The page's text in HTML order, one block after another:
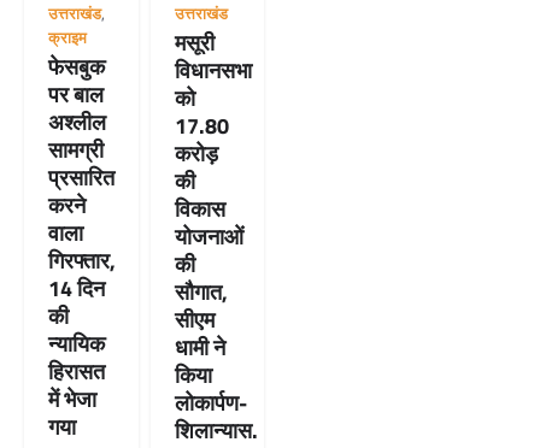
उत्तराखंड,
क्राइम
फेसबुक
पर बाल
अश्लील
सामग्री
प्रसारित
करने
वाला
गिरफ्तार,
14 दिन
की
न्यायिक
हिरासत
में भेजा
गया
उत्तराखंड
मसूरी
विधानसभा
को
17.80
करोड़
की
विकास
योजनाओं
की
सौगात,
सीएम
धामी ने
किया
लोकार्पण-
शिलान्यास.